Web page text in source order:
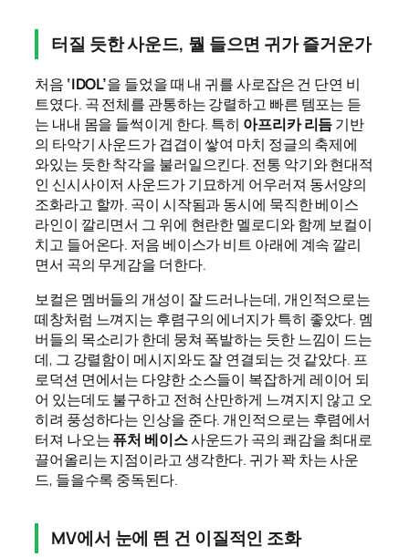
터질 듯한 사운드, 뭘 들으면 귀가 즐거운가
처음 ‘IDOL’을 들었을 때 내 귀를 사로잡은 건 단연 비
트였다. 곡 전체를 관통하는 강렬하고 빠른 템포는 듣
는 내내 몸을 들썩이게 한다. 특히 아프리카 리듬기반
의 타악기 사운드가 겹겹이 쌓여 마치 정글의 축제에
와있는 듯한 착각을 불러일으킨다. 전통 악기와 현대적
인 신시사이저 사운드가 기묘하게 어우러져 동서양의
조화라고 할까. 곡이 시작됨과 동시에 묵직한 베이스
라인이 깔리면서 그 위에 현란한 멜로디와 함께 보컬이
치고 들어온다. 저음 베이스가 비트 아래에 계속 깔리
면서 곡의 무게감을 더한다.
보컬은 멤버들의 개성이 잘 드러나는데, 개인적으로는
떼창처럼 느껴지는 후렴구의 에너지가 특히 좋았다. 멤
버들의 목소리가 한데 뭉쳐 폭발하는 듯한 느낌이 드는
데, 그 강렬함이 메시지와도 잘 연결되는 것 같았다. 프
로덕션 면에서는 다양한 소스들이 복잡하게 레이어 되
어 있는데도 불구하고 전혀 산만하게 느껴지지 않고 오
히려 풍성하다는 인상을 준다. 개인적으로는 후렴에서
터져 나오는퓨처 베이스사운드가 곡의 쾌감을 최대로
끌어올리는 지점이라고 생각한다. 귀가 꽉 차는 사운
드, 들을수록 중독된다.
MV에서 눈에 띈 건 이질적인 조화